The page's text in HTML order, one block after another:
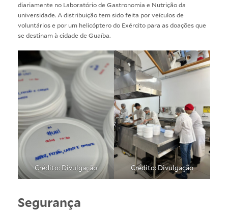
diariamente no Laboratório de Gastronomia e Nutrição da
universidade. A distribuição tem sido feita por veículos de
voluntários e por um helicóptero do Exército para as doações que
se destinam à cidade de Guaíba.
Crédito: Divulgação Crédito: Divulgação
Segurança